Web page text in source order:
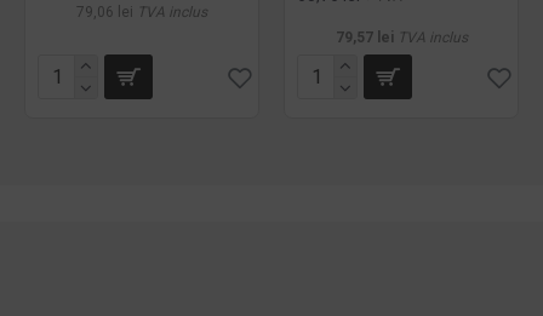
79,06 lei TVA inclus
79,57 lei TVA inclus